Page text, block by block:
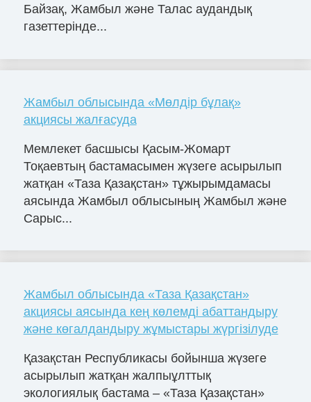
Байзақ, Жамбыл және Талас аудандық
газеттерінде...
Жамбыл облысында «Мөлдір бұлақ»
акциясы жалғасуда
Мемлекет басшысы Қасым-Жомарт
Тоқаевтың бастамасымен жүзеге асырылып
жатқан «Таза Қазақстан» тұжырымдамасы
аясында Жамбыл облысының Жамбыл және
Сарыс...
Жамбыл облысында «Таза Қазақстан»
акциясы аясында кең көлемді абаттандыру
және көгалдандыру жұмыстары жүргізілуде
Қазақстан Республикасы бойынша жүзеге
асырылып жатқан жалпыұлттық
экологиялық бастама – «Таза Қазақстан»